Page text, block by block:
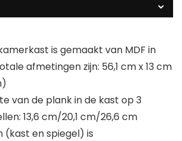
is gemaakt van MDF in
afmetingen zijn: 56,1 cm x 13 cm
van de plank in de kast op 3
13,6 cm/20,1 cm/26,6 cm
(kast en spiegel) is